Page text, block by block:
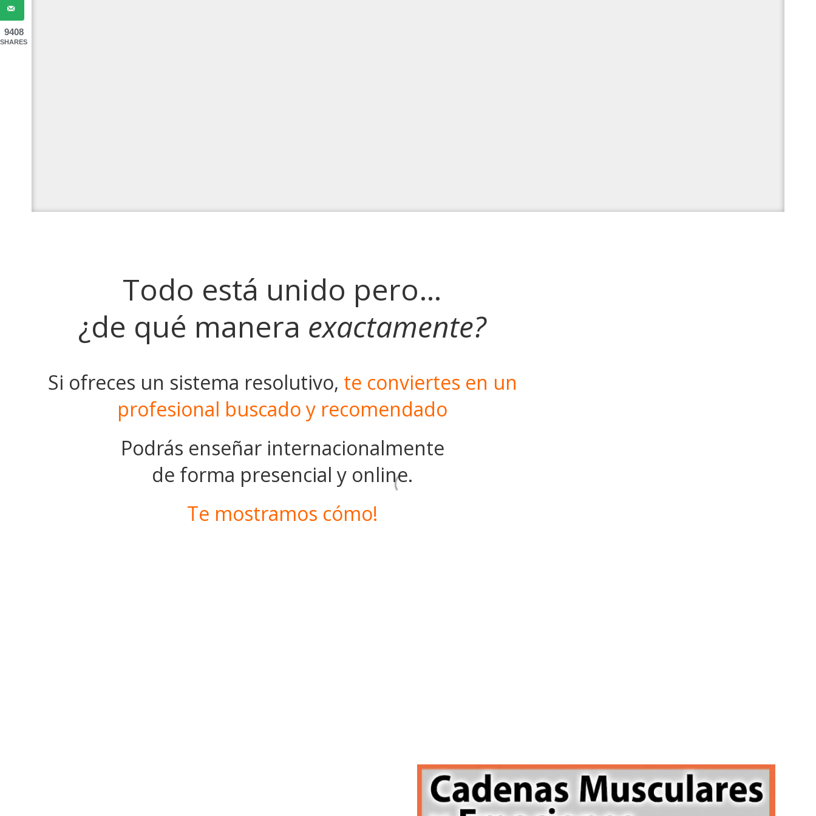
Todo está unido pero…
¿de qué manera exactamente?
Si ofreces un sistema resolutivo, te conviertes en un
profesional buscado y recomendado
Podrás enseñar internacionalmente
de forma presencial y online.
Te mostramos cómo!
9408
SHARES